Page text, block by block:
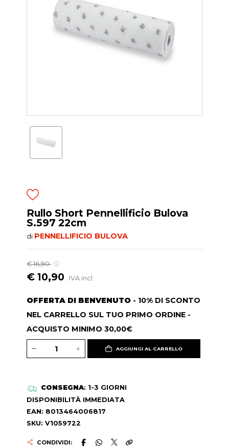
Rullo Short Pennellificio Bulova
S.597 22cm
di PENNELLIFICIO BULOVA
€ 16,90
€ 10,90 IVA incl.
OFFERTA DI BENVENUTO - 10% DI SCONTO
NEL CARRELLO SUL TUO PRIMO ORDINE -
ACQUISTO MINIMO 30,00€
AGGIUNGI AL CARRELLO
CONSEGNA: 1-3 GIORNI
DISPONIBILITÀ IMMEDIATA
EAN: 8013464006817
SKU: V1059722
CONDIVIDI: